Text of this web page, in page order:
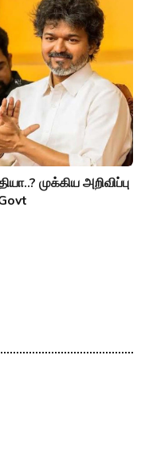
முக்கிய அறிவிப்பு